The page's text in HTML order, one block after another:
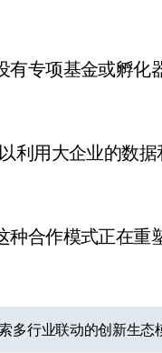
有专项基金或孵化
利用大企业的数据
种合作模式正在重
多行业联动的创新生态